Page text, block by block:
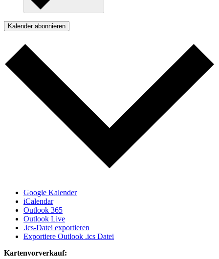
Kalender abonnieren
Google Kalender
iCalendar
Outlook 365
Outlook Live
.ics-Datei exportieren
Exportiere Outlook .ics Datei
Kartenvorverkauf: